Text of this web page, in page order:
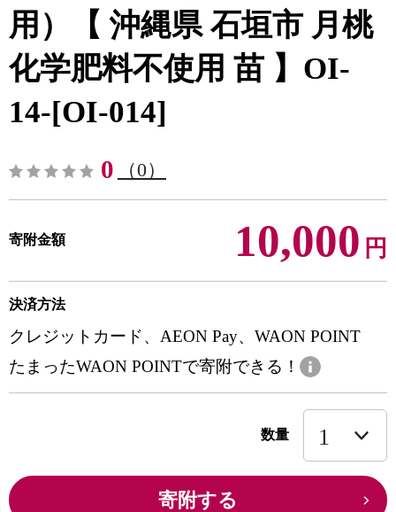
用）【 沖縄県 石垣市 月桃
化学肥料不使用 苗 】OI-
14-[OI-014]
0 （0）
寄附金額 10,000 円
決済方法
クレジットカード、AEON Pay、WAON POINT
たまったWAON POINTで寄附できる！
数量
寄附する